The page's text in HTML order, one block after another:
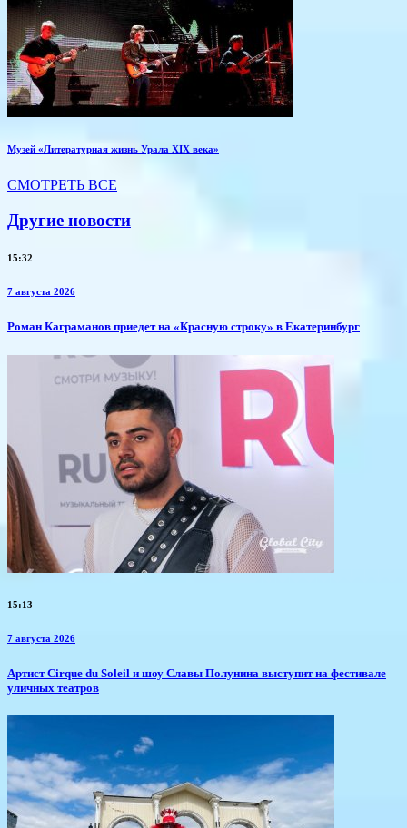
Музей «Литературная жизнь Урала XIX века»
СМОТРЕТЬ ВСЕ
Другие новости
15:32
7 августа 2026
​Роман Каграманов приедет на «Красную строку» в Екатеринбург
15:13
7 августа 2026
Артист Cirque du Soleil и шоу Славы Полунина выступит на фестивале
уличных театров